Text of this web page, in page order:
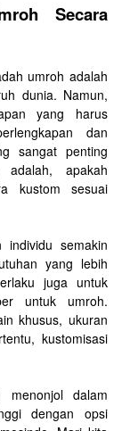
Secara
umroh adalah
dunia. Namun,
yang harus
dan
sangat penting
adalah, apakah
kustom sesuai
semakin
yang lebih
juga untuk
untuk umroh.
khusus, ukuran
kustomisasi
dalam
dengan opsi